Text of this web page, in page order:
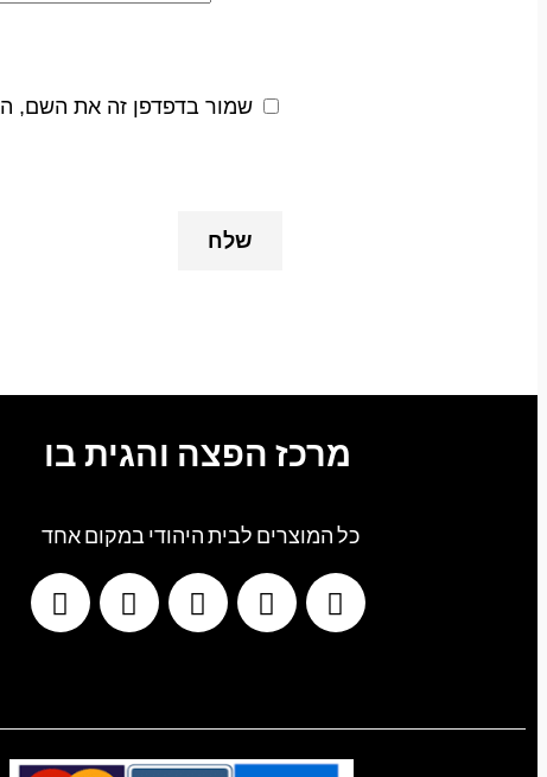
שמור בדפדפן זה את השם,
מרכז הפצה והגית בו
כל המוצרים לבית היהודי במקום אחד
a
t
c
e
s
t
k
t
o
g